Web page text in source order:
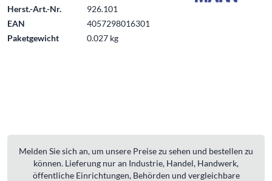
Herst.-Art.-Nr.
926.101
EAN
4057298016301
Paketgewicht
0.027 kg
Melden Sie sich an, um unsere Preise zu sehen und bestellen zu
können. Lieferung nur an Industrie, Handel, Handwerk,
öffentliche Einrichtungen, Behörden und vergleichbare